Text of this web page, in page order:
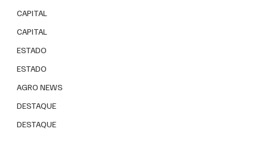
CAPITAL
CAPITAL
ESTADO
ESTADO
AGRO NEWS
DESTAQUE
DESTAQUE